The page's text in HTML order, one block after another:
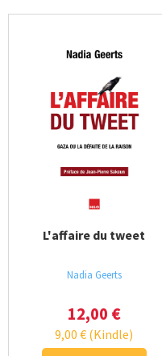
L'affaire du tweet
Nadia Geerts
12,00 €
9,00€ (Kindle)